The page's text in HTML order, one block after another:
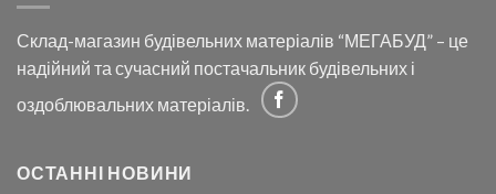
Склад-магазин будівельних матеріалів “МЕГАБУД” – це
надійний та сучасний постачальник будівельних і
оздоблювальних матеріалів.
ОСТАННІ НОВИНИ